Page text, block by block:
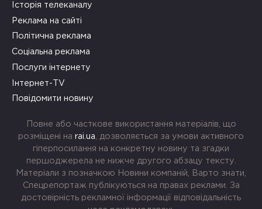
Історія телеканалу
Реклама на сайті
Політична реклама
Соціальна реклама
Послуги інтернету
Інтернет-TV
Повідомити новину
Повне або часткове використання матеріалів, що
розміщені на rai.ua , дозволяється за умови активного
гіперпосилання на конкретну новину та згадки
першоджерела не нижче другого абзацу тексту.
Матеріали з позначкою Новини компаній, Варто знати,
Спецрепортаж публікуються на правах реклами. За
достовірність рекламної інформації відповідальність